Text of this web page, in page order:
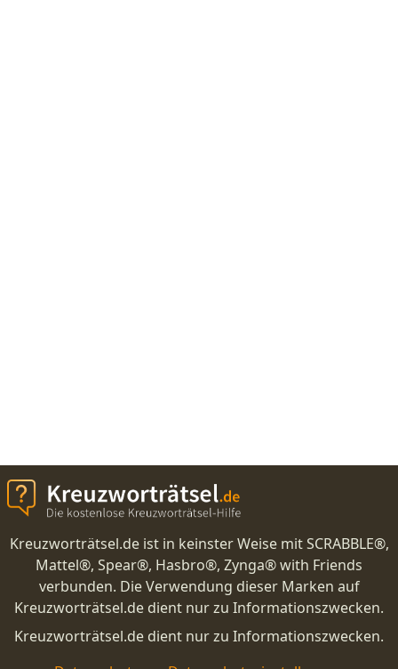
Kreuzworträtsel.de ist in keinster Weise mit SCRABBLE®,
Mattel®, Spear®, Hasbro®, Zynga® with Friends
verbunden. Die Verwendung dieser Marken auf
Kreuzworträtsel.de dient nur zu Informationszwecken.
Kreuzworträtsel.de dient nur zu Informationszwecken.